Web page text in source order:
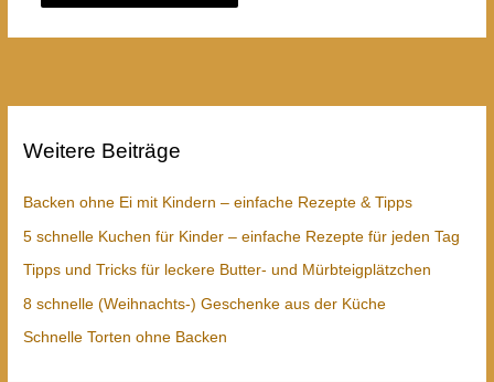
Weitere Beiträge
Backen ohne Ei mit Kindern – einfache Rezepte & Tipps
5 schnelle Kuchen für Kinder – einfache Rezepte für jeden Tag
Tipps und Tricks für leckere Butter- und Mürbteigplätzchen
8 schnelle (Weihnachts-) Geschenke aus der Küche
Schnelle Torten ohne Backen